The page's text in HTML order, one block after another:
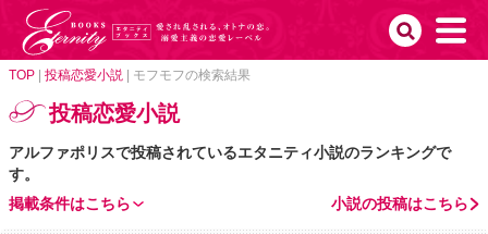
TOP 投稿恋愛小説 モフモフの検索結果
投稿恋愛小説
アルファポリスで投稿されているエタニティ小説のランキングで
す。
小説の投稿はこちら
掲載条件はこちら